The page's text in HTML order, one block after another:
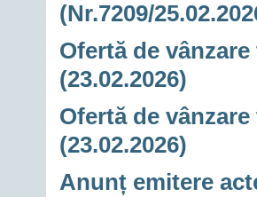
(Nr.7209/
Ofertă de
(23.02.2026)
Ofertă de
(23.02.2026)
Anunț emitere